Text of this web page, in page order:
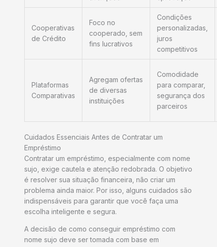
Cooperativas
de Crédito
Foco no
cooperado, sem
fins lucrativos
Condições
personalizadas,
juros
competitivos
Plataformas
Comparativas
Agregam ofertas
de diversas
instituições
Comodidade
para comparar,
segurança dos
parceiros
Cuidados Essenciais Antes de Contratar um
Empréstimo
Contratar um empréstimo, especialmente com nome
sujo, exige cautela e atenção redobrada. O objetivo
é resolver sua situação financeira, não criar um
problema ainda maior. Por isso, alguns cuidados são
indispensáveis para garantir que você faça uma
escolha inteligente e segura.
A decisão de como conseguir empréstimo com
nome sujo deve ser tomada com base em